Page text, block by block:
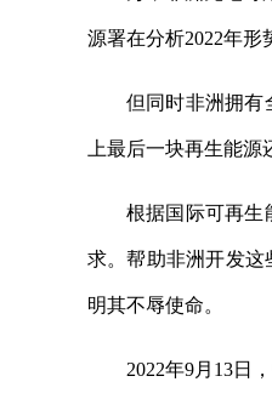
源署在分析2022年形
但同时非洲拥有
上最后一块再生能源
根据国际可再生
求。帮助非洲开发这
明其不辱使命。
2022年9月13日